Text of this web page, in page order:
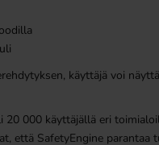
käyttäjä voi
20 000 käyttäjällä eri
että SafetyEngine